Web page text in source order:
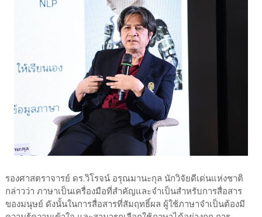
รองศาสตราจารย์ ดร.วิโรจน์ อรุณมานะกุล นักวิจัยดีเด่นแห่งชาติ
กล่าวว่า ภาษาเป็นเครื่องมือที่สำคัญและจำเป็นสำหรับการสื่อสาร
ของมนุษย์ ดังนั้นในการสื่อสารที่สัมฤทธิ์ผล ผู้ใช้ภาษาจำเป็นต้องมี